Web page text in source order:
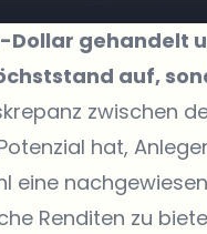
Dollar gehandelt
auf,
zwischen
hat,
eine
Renditen zu